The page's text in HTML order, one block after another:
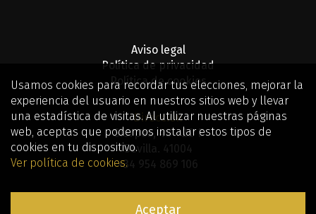
Aviso legal
Política de privacidad
Política de cookies
Dirección
Sierpes, 48 - 2º F
Sevilla. 41004
+34 954 869 106
© 2026 DSS NETWORK - EDITORIAL INTERACTIVA - CORPORATIVO - SEVILLA F.C.
Usamos cookies para recordar tus elecciones, mejorar la
experiencia del usuario en nuestros sitios web y llevar
una estadística de visitas. Al utilizar nuestras páginas
web, aceptas que podemos instalar estos tipos de
cookies en tu dispositivo.
Ver política de cookies.
Aceptar